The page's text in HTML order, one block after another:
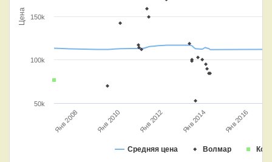
Цена
Средняя цена Волмар
Янв 2008 Янв 2010 Янв 2012 Янв 2014 Янв 2016
50k
100k
150k